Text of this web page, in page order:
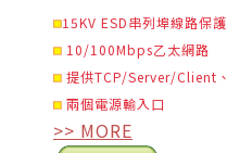
15KV ESD串列埠線路保護
10/100Mbps乙太網路
提供TCP/Server/Client、
兩個電源輸入口
>> MORE